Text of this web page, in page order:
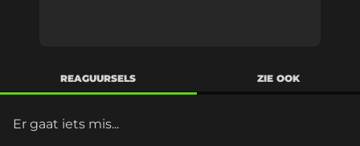
REAGUURSELS ZIE OOK
Er gaat iets mis...